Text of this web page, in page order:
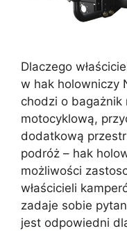
Dlaczego
w hak holowniczy
chodzi o bagażnik
motocyklową,
dodatkową
podróż – hak
możliwości
właścicieli
zadaje sobie
jest odpowiedni